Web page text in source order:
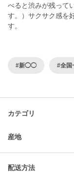
べると渋みが残って
す。）サクサク感を
す。
#新◯◯ #全国
カテゴリ
産地
配送方法